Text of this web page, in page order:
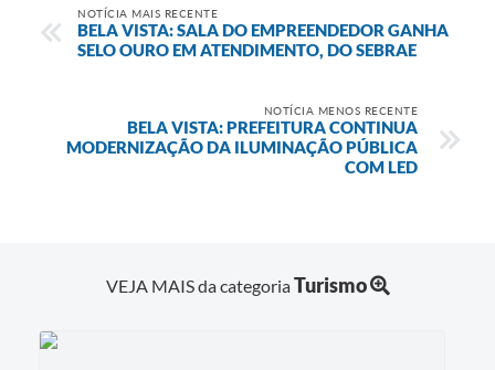
NOTÍCIA MAIS RECENTE
BELA VISTA: SALA DO EMPREENDEDOR GANHA
SELO OURO EM ATENDIMENTO, DO SEBRAE
NOTÍCIA MENOS RECENTE
BELA VISTA: PREFEITURA CONTINUA
MODERNIZAÇÃO DA ILUMINAÇÃO PÚBLICA
COM LED
VEJA MAIS da categoriaTurismo